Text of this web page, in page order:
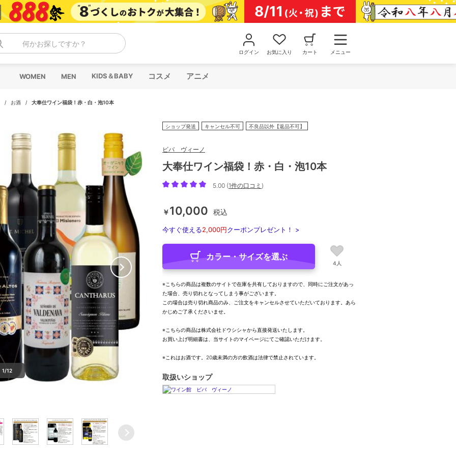
何かお探しですか？
ログイン お気に入り カート メニュー
WOMEN MEN KIDS＆BABY コスメ アニメ
/ お酒 / 大奉仕ワイン福袋！赤・白・泡10本
1/12
ショップ発送 キャンセル不可 不良品以外【返品不可】
ビバ ヴィーノ
大奉仕ワイン福袋！赤・白・泡10本
5.00 (1件の口コミ )
￥10,000 税込
今すぐ使える2,000円クーポンプレゼント！ >
カラー・サイズを選ぶ
4人
※こちらの商品は複数のサイトで在庫を共有しておりますので、同時にご注文があっ
た場合、売り切れとなってしまう事がございます。
この場合は売り切れ商品のみ、ご注文をキャンセルさせていただいております。あら
かじめご了承くださいませ。
※こちらの商品は株式会社ドウシシャから直接発送いたします。
お買い上げ明細書は、当サイトのマイページにてご確認いただけます。
※これはお酒です。20歳未満の方の飲酒は法律で禁止されています。
取扱いショップ